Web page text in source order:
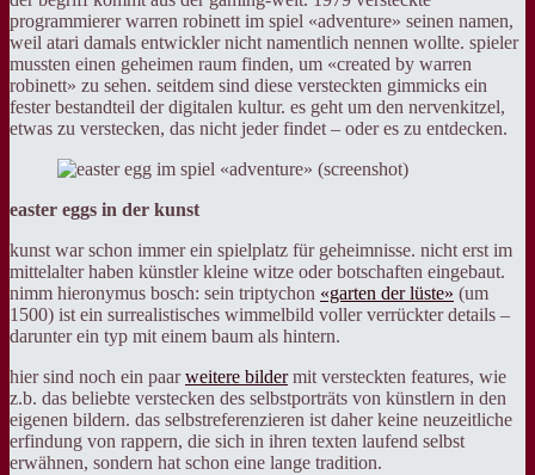
programmierer warren robinett im spiel «adventure» seinen namen,
weil atari damals entwickler nicht namentlich nennen wollte. spieler
mussten einen geheimen raum finden, um «created by warren
robinett» zu sehen. seitdem sind diese versteckten gimmicks ein
fester bestandteil der digitalen kultur. es geht um den nervenkitzel,
etwas zu verstecken, das nicht jeder findet – oder es zu entdecken.
easter eggs in der kunst
kunst war schon immer ein spielplatz für geheimnisse. nicht erst im
mittelalter haben künstler kleine witze oder botschaften eingebaut.
nimm hieronymus bosch: sein triptychon «garten der lüste» (um
1500) ist ein surrealistisches wimmelbild voller verrückter details –
darunter ein typ mit einem baum als hintern.
hier sind noch ein paarweitere bildermit versteckten features, wie
z.b. das beliebte verstecken des selbstporträts von künstlern in den
eigenen bildern. das selbstreferenzieren ist daher keine neuzeitliche
erfindung von rappern, die sich in ihren texten laufend selbst
erwähnen, sondern hat schon eine lange tradition.